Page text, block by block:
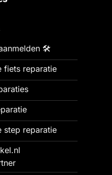
🛠️
fiets reparatie
step reparatie